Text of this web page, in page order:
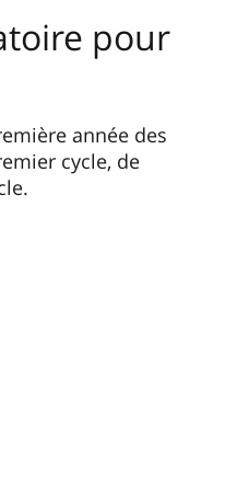
pour
année des
cycle, de